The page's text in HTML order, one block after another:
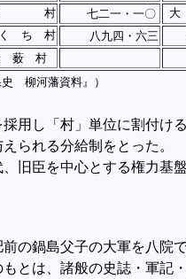
村 七二一・一〇
ち 村 八九四・六三
薮 村
柳河藩資料』）
用し「村」単位に割付け
られる分給制をとった。
旧臣を中心とする権力基
の鍋島父子の大軍を八院で
とは、諸般の史誌・軍記